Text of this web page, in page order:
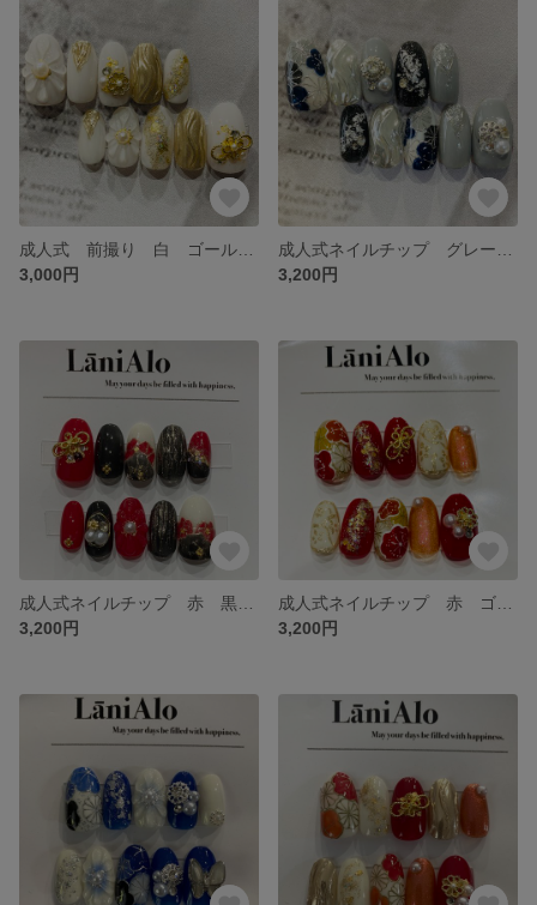
3,000円
3,200円
3,200円
3,200円